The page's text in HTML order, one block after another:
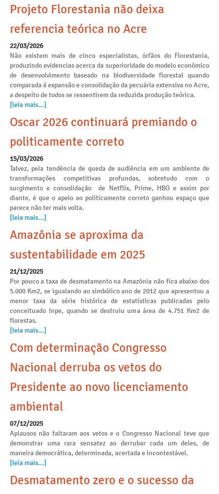
Projeto Florestania não deixa
referencia teórica no Acre
22/03/2026
Não existem mais de cinco especialistas, órfãos do Florestania,
produzindo evidencias acerca da superioridade do modelo econômico
de desenvolvimento baseado na biodiversidade florestal quando
comparada á expansão e consolidação da pecuária extensiva no Acre,
a despeito de todos se ressentirem da reduzida produção teórica.
[leia mais...]
Oscar 2026 continuará premiando o
politicamente correto
15/03/2026
Talvez, pela tendência de queda de audiência em um ambiente de
transformações competitivas profundas, sobretudo com o
surgimento e consolidação de Netflix, Prime, HBO e assim por
diante, é que o apelo ao politicamente correto ganhou espaço que
parece não ter mais volta.
[leia mais...]
Amazônia se aproxima da
sustentabilidade em 2025
21/12/2025
Por pouco a taxa de desmatamento na Amazônia não fica abaixo dos
5.000 Km2, se igualando ao simbólico ano de 2012 que apresentou a
menor taxa da série histórica de estatísticas publicadas pelo
conceituado Inpe, quando se destruiu uma área de 4.751 Km2 de
florestas.
[leia mais...]
Com determinação Congresso
Nacional derruba os vetos do
Presidente ao novo licenciamento
ambiental
07/12/2025
Aplausos não faltaram aos vetos e o Congresso Nacional teve que
demonstrar uma rara sensatez ao derrubar cada um deles, de
maneira democrática, determinada, acertada e incontestável.
[leia mais...]
Desmatamento zero e o sucesso da